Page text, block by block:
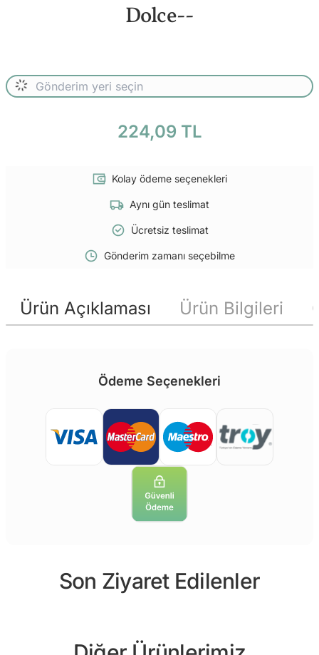
Dolce--
224,09 TL
Kolay ödeme seçenekleri
Aynı gün teslimat
Ücretsiz teslimat
Gönderim zamanı seçebilme
Ürün Açıklaması Ürün Bilgileri
Ödeme Seçenekleri
Son Ziyaret Edilenler